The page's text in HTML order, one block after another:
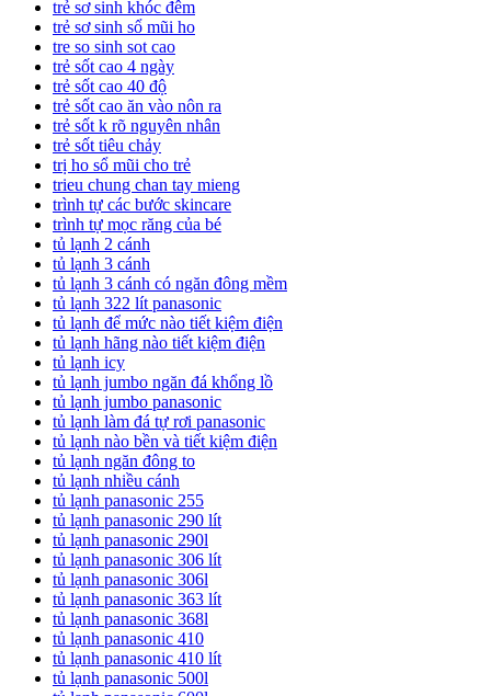
trẻ sơ sinh khóc đêm
trẻ sơ sinh sổ mũi ho
tre so sinh sot cao
trẻ sốt cao 4 ngày
trẻ sốt cao 40 độ
trẻ sốt cao ăn vào nôn ra
trẻ sốt k rõ nguyên nhân
trẻ sốt tiêu chảy
trị ho sổ mũi cho trẻ
trieu chung chan tay mieng
trình tự các bước skincare
trình tự mọc răng của bé
tủ lạnh 2 cánh
tủ lạnh 3 cánh
tủ lạnh 3 cánh có ngăn đông mềm
tủ lạnh 322 lít panasonic
tủ lạnh để mức nào tiết kiệm điện
tủ lạnh hãng nào tiết kiệm điện
tủ lạnh icy
tủ lạnh jumbo ngăn đá khổng lồ
tủ lạnh jumbo panasonic
tủ lạnh làm đá tự rơi panasonic
tủ lạnh nào bền và tiết kiệm điện
tủ lạnh ngăn đông to
tủ lạnh nhiều cánh
tủ lạnh panasonic 255
tủ lạnh panasonic 290 lít
tủ lạnh panasonic 290l
tủ lạnh panasonic 306 lít
tủ lạnh panasonic 306l
tủ lạnh panasonic 363 lít
tủ lạnh panasonic 368l
tủ lạnh panasonic 410
tủ lạnh panasonic 410 lít
tủ lạnh panasonic 500l